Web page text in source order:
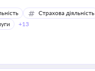
Страхова діяльність
+13